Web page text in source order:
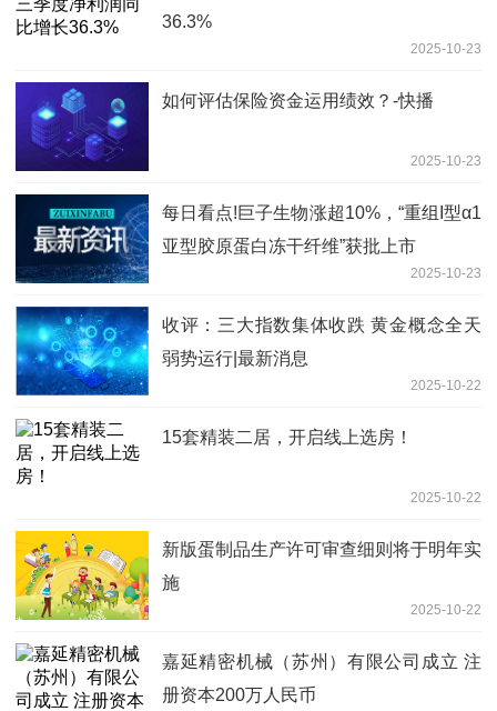
36.3%
2025-10-23
如何评估保险资金运用绩效？-快播
2025-10-23
每日看点!巨子生物涨超10%，“重组I型α1
亚型胶原蛋白冻干纤维”获批上市
2025-10-23
收评：三大指数集体收跌 黄金概念全天
弱势运行|最新消息
2025-10-22
15套精装二居，开启线上选房！
2025-10-22
新版蛋制品生产许可审查细则将于明年实
施
2025-10-22
嘉延精密机械（苏州）有限公司成立 注
册资本200万人民币